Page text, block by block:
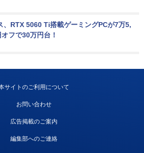
、RTX 5060 Ti搭載ゲーミングPCが7万5,
フで30万円台！
サイトのご利用について
お問い合わせ
広告掲載のご案内
編集部へのご連絡